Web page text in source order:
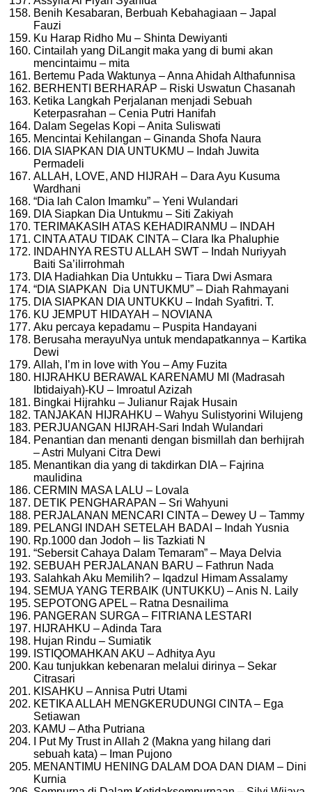
Benih Kesabaran, Berbuah Kebahagiaan – Japal
Fauzi
Ku Harap Ridho Mu – Shinta Dewiyanti
Cintailah yang DiLangit maka yang di bumi akan
mencintaimu – mita
Bertemu Pada Waktunya – Anna Ahidah Althafunnisa
BERHENTI BERHARAP – Riski Uswatun Chasanah
Ketika Langkah Perjalanan menjadi Sebuah
Keterpasrahan – Cenia Putri Hanifah
Dalam Segelas Kopi – Anita Suliswati
Mencintai Kehilangan – Ginanda Shofa Naura
DIA SIAPKAN DIA UNTUKMU – Indah Juwita
Permadeli
ALLAH, LOVE, AND HIJRAH – Dara Ayu Kusuma
Wardhani
“Dia lah Calon Imamku” – Yeni Wulandari
DIA Siapkan Dia Untukmu – Siti Zakiyah
TERIMAKASIH ATAS KEHADIRANMU – INDAH
CINTA ATAU TIDAK CINTA – Clara Ika Phaluphie
INDAHNYA RESTU ALLAH SWT – Indah Nuriyyah
Baiti Sa’ilirrohmah
DIA Hadiahkan Dia Untukku – Tiara Dwi Asmara
“DIA SIAPKAN Dia UNTUKMU” – Diah Rahmayani
DIA SIAPKAN DIA UNTUKKU – Indah Syafitri. T.
KU JEMPUT HIDAYAH – NOVIANA
Aku percaya kepadamu – Puspita Handayani
Berusaha merayuNya untuk mendapatkannya – Kartika
Dewi
Allah, I’m in love with You – Amy Fuzita
HIJRAHKU BERAWAL KARENAMU MI (Madrasah
Ibtidaiyah)-KU – Imroatul Azizah
Bingkai Hijrahku – Julianur Rajak Husain
TANJAKAN HIJRAHKU – Wahyu Sulistyorini Wilujeng
PERJUANGAN HIJRAH-Sari Indah Wulandari
Penantian dan menanti dengan bismillah dan berhijrah
– Astri Mulyani Citra Dewi
Menantikan dia yang di takdirkan DIA – Fajrina
maulidina
CERMIN MASA LALU – Lovala
DETIK PENGHARAPAN – Sri Wahyuni
PERJALANAN MENCARI CINTA – Dewey U – Tammy
PELANGI INDAH SETELAH BADAI – Indah Yusnia
Rp.1000 dan Jodoh – Iis Tazkiati N
“Sebersit Cahaya Dalam Temaram” – Maya Delvia
SEBUAH PERJALANAN BARU – Fathrun Nada
Salahkah Aku Memilih? – Iqadzul Himam Assalamy
SEMUA YANG TERBAIK (UNTUKKU) – Anis N. Laily
SEPOTONG APEL – Ratna Desnailima
PANGERAN SURGA – FITRIANA LESTARI
HIJRAHKU – Adinda Tara
Hujan Rindu – Sumiatik
ISTIQOMAHKAN AKU – Adhitya Ayu
Kau tunjukkan kebenaran melalui dirinya – Sekar
Citrasari
KISAHKU – Annisa Putri Utami
KETIKA ALLAH MENGKERUDUNGI CINTA – Ega
Setiawan
KAMU – Atha Putriana
I Put My Trust in Allah 2 (Makna yang hilang dari
sebuah kata) – Iman Pujono
MENANTIMU HENING DALAM DOA DAN DIAM – Dini
Kurnia